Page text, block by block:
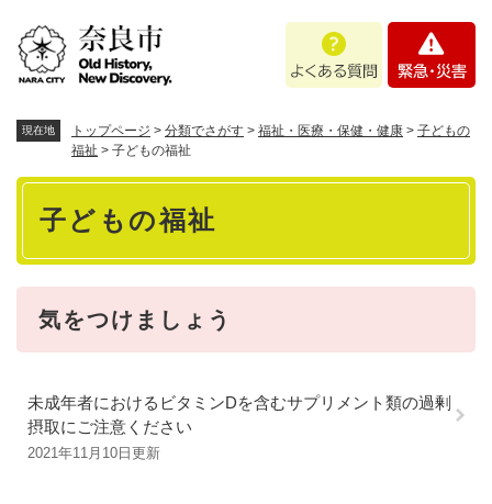
あ
問
・
現在地 トップページ > 分類でさがす > 福祉・医療・保健・健康 > 子どもの
福祉 > 子どもの福祉
本
子どもの福祉
気をつけましょう
未成年者におけるビタミンDを含むサプリメント類の過剰
摂取にご注意ください
2021年11月10日更新